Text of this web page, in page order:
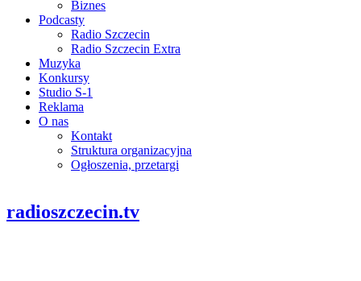
Biznes
Podcasty
Radio Szczecin
Radio Szczecin Extra
Muzyka
Konkursy
Studio S-1
Reklama
O nas
Kontakt
Struktura organizacyjna
Ogłoszenia, przetargi
radioszczecin.tv